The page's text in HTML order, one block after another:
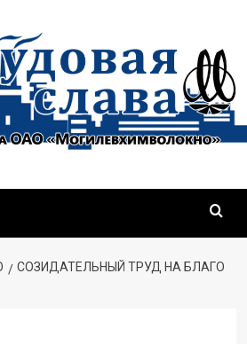
СОЗИДАТЕЛЬНЫЙ ТРУД НА БЛАГО